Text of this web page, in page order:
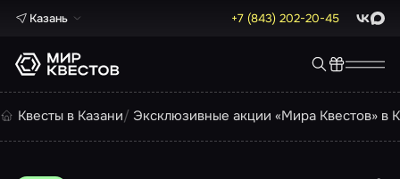
Казань +7 (843) 202-20-45 Max
Квесты в Казани Эксклюзивные акции «Мира Квестов» в